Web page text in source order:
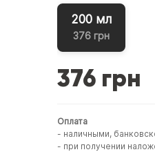
200 мл
376 грн
376 грн
Оплата
- наличными,
- при получении